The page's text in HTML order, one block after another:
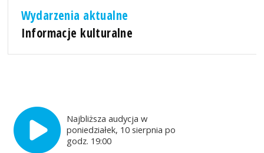
Wydarzenia aktualne
Informacje kulturalne
Najbliższa audycja w
poniedziałek, 10 sierpnia po
godz. 19:00